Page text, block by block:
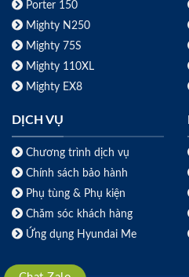
Porter 150
Mighty N250
Mighty 75S
Mighty 110XL
Mighty EX8
DỊCH VỤ
Chương trình dịch vụ
Chính sách bảo hành
Phụ tùng & Phụ kiện
Chăm sóc khách hàng
Ứng dụng Hyundai Me